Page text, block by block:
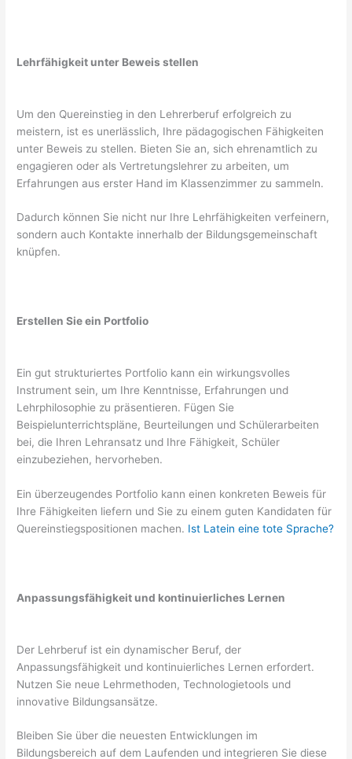
Lehrfähigkeit unter Beweis stellen
Um den Quereinstieg in den Lehrerberuf erfolgreich zu
meistern, ist es unerlässlich, Ihre pädagogischen Fähigkeiten
unter Beweis zu stellen. Bieten Sie an, sich ehrenamtlich zu
engagieren oder als Vertretungslehrer zu arbeiten, um
Erfahrungen aus erster Hand im Klassenzimmer zu sammeln.
Dadurch können Sie nicht nur Ihre Lehrfähigkeiten verfeinern,
sondern auch Kontakte innerhalb der Bildungsgemeinschaft
knüpfen.
Erstellen Sie ein Portfolio
Ein gut strukturiertes Portfolio kann ein wirkungsvolles
Instrument sein, um Ihre Kenntnisse, Erfahrungen und
Lehrphilosophie zu präsentieren. Fügen Sie
Beispielunterrichtspläne, Beurteilungen und Schülerarbeiten
bei, die Ihren Lehransatz und Ihre Fähigkeit, Schüler
einzubeziehen, hervorheben.
Ein überzeugendes Portfolio kann einen konkreten Beweis für
Ihre Fähigkeiten liefern und Sie zu einem guten Kandidaten für
Quereinstiegspositionen machen. Ist Latein eine tote Sprache?
Anpassungsfähigkeit und kontinuierliches Lernen
Der Lehrberuf ist ein dynamischer Beruf, der
Anpassungsfähigkeit und kontinuierliches Lernen erfordert.
Nutzen Sie neue Lehrmethoden, Technologietools und
innovative Bildungsansätze.
Bleiben Sie über die neuesten Entwicklungen im
Bildungsbereich auf dem Laufenden und integrieren Sie diese